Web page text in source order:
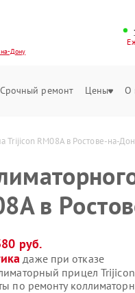
Дону
Срочный ремонт Цены О
Trijicon RM08А в Ростове-на-
в
руб.
даже при отказе
прицел
по ремонту